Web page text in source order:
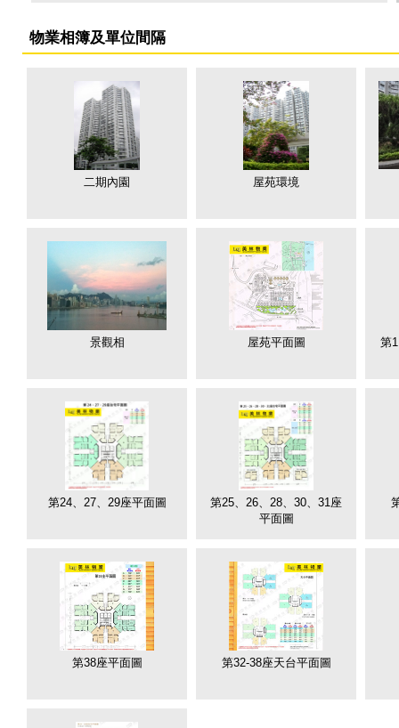
物業相簿及單位間隔
二期內園 屋苑環境
景觀相 屋苑平面圖 第
第24、27、29座平面圖
第25、26、28、30、31座
平面圖
第38座平面圖 第32-38座天台平面圖